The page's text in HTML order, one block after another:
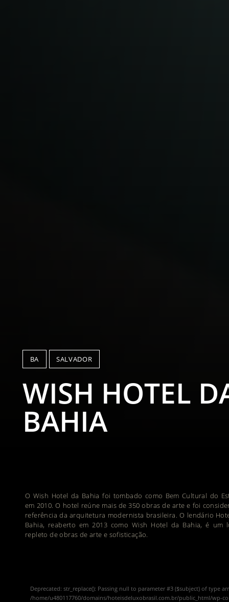
BA SALVADOR
WISH HOTEL
BAHIA
O Wish Hotel da Bahia foi tombado como Bem Cultural do
em 2010. O hotel reúne mais de 350 obras de arte e foi
referência da arquitetura modernista brasileira. O lendário
Bahia, reaberto em 2013 como Wish Hotel da Bahia, é um
repleto de obras de arte e sofisticação.
Deprecated: str_replace(): Passing null to parameter #3 ($subject) of type
/home/u480117760/domains/hoteisdeluxobrasil.com.br/public_html/wp-